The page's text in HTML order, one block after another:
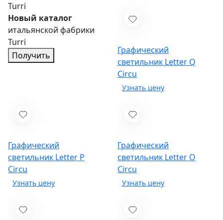
Turri
Новый каталог
итальянской фабрики
Turri
Получить
Графический
светильник Letter Q
Circu
Графический
светильник Letter P
Circu
Графический
светильник Letter O
Circu